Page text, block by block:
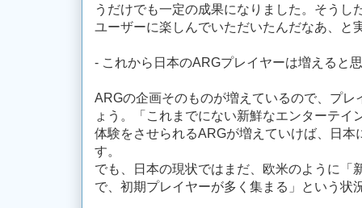
うだけでも一定の成果になりました。そうし
ユーザーに楽しんでいただいたんだなあ、と
- これから日本のARGプレイヤーは増えると
ARGの企画そのものが増えているので、プレ
ょう。「これまでにない新鮮なエンターテイ
体験をさせられるARGが増えていけば、日本
す。
でも、日本の現状ではまだ、欧米のように「
で、初期プレイヤーが多く集まる」という状